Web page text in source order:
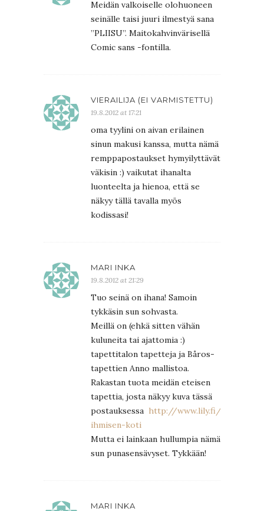
Meidän valkoiselle olohuoneen
seinälle taisi juuri ilmestyä sana
”PLIISU”. Maitokahvinvärisellä
Comic sans -fontilla.
VIERAILIJA (EI VARMISTETTU)
19.8.2012 at 17:21
oma tyylini on aivan erilainen
sinun makusi kanssa, mutta nämä
remppapostaukset hymyilyttävät
väkisin :) vaikutat ihanalta
luonteelta ja hienoa, että se
näkyy tällä tavalla myös
kodissasi!
MARI INKA
19.8.2012 at 21:29
Tuo seinä on ihana! Samoin
tykkäsin sun sohvasta.
Meillä on (ehkä sitten vähän
kuluneita tai ajattomia :)
tapettitalon tapetteja ja Båros-
tapettien Anno mallistoa.
Rakastan tuota meidän eteisen
tapettia, josta näkyy kuva tässä
postauksessa http://www.lily.fi/juttu/
ihmisen-koti
Mutta ei lainkaan hullumpia nämä
sun punasensävyset. Tykkään!
MARI INKA